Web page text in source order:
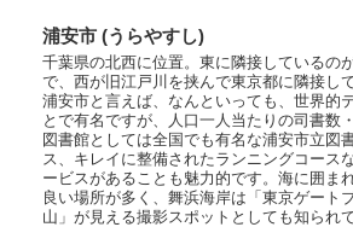
浦安市 (うらやすし)
千葉県の北西に位置。東に隣接しているの
で、西が旧江戸川を挟んで東京都に隣接し
浦安市と言えば、なんといっても、世界的
とで有名ですが、人口一人当たりの司書数
図書館としては全国でも有名な浦安市立図
ス、キレイに整備されたランニングコース
ービスがあることも魅力的です。海に囲ま
良い場所が多く、舞浜海岸は「東京ゲート
山」が見える撮影スポットとしても知られ